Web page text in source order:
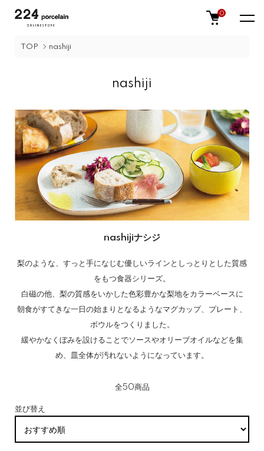
0
TOP nashiji
nashiji
nashijiナシジ
梨のような、すっと手になじむ優しいラインとしっとりとした質感
をもつ食器シリーズ。
白磁の他、梨の質感をいかした色彩豊かな梨地をカラーベースに
朝食がすてきな一日の始まりとなるようなマグカップ、プレート、
ボウルをつくりました。
緩やかなくぼみを設けることでソースやオリーブオイルなどを集
め、皿全体が汚れないようになっています。
全50商品
並び替え